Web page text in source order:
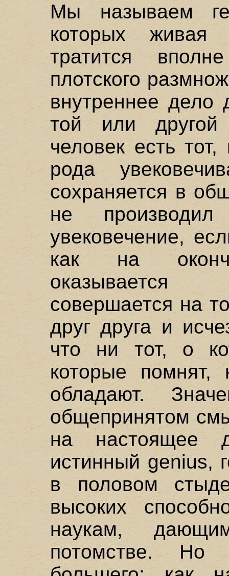
Мы называем
которых живая
тратится
плотского
внутреннее дело
той или другой
человек есть
рода
сохраняется в
не
увековечение,
как на
совершается на
друг друга и
что ни тот, о
которые
обладают.
общепринятом
на настоящее
истинный genius,
в половом
высоких
наукам,
потомстве. Но